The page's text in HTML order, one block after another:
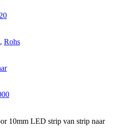
, Rohs
10mm LED strip van strip naar